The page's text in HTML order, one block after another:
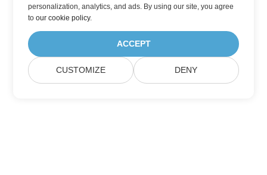
personalization, analytics, and ads. By using our site, you agree
toour cookie policy.
ACCEPT
CUSTOMIZE DENY